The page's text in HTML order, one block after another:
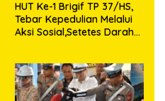
HUT Ke-1 Brigif TP 37/HS,
Tebar Kepedulian Melalui
Aksi Sosial,Setetes Darah